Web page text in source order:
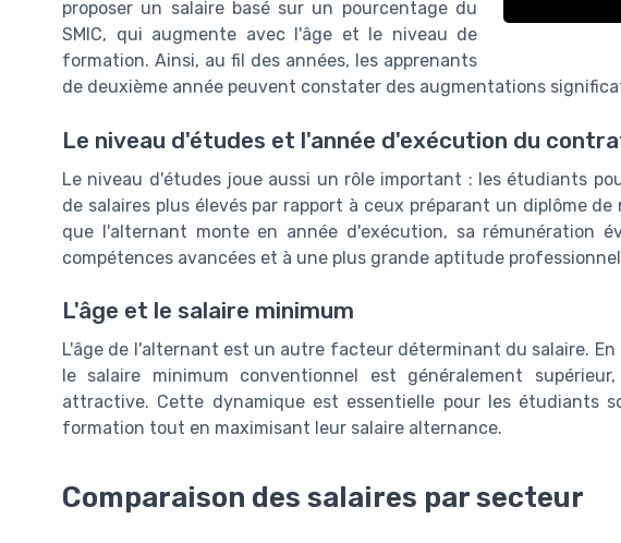
proposer un salaire basé sur un pourcentage du
SMIC, qui augmente avec l'âge et le niveau de
formation. Ainsi, au fil des années, les apprenants
de deuxième année peuvent constater des augmentations
Le niveau d'études et l'année d'exécution du
Le niveau d'études joue aussi un rôle important : les étudiants
de salaires plus élevés par rapport à ceux préparant un diplôme
que l'alternant monte en année d'exécution, sa rémunération
compétences avancées et à une plus grande aptitude
L'âge et le salaire minimum
L'âge de l'alternant est un autre facteur déterminant du salaire. En
le salaire minimum conventionnel est généralement
attractive. Cette dynamique est essentielle pour les étudiants
formation tout en maximisant leur salaire alternance.
Comparaison des salaires par secteur